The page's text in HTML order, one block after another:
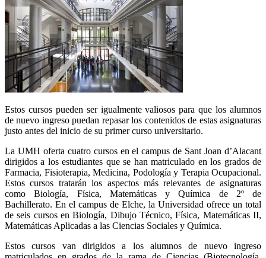
Estos cursos pueden ser igualmente valiosos para que los alumnos
de nuevo ingreso puedan repasar los contenidos de estas asignaturas
justo antes del inicio de su primer curso universitario.
La UMH oferta cuatro cursos en el campus de Sant Joan d’Alacant
dirigidos a los estudiantes que se han matriculado en los grados de
Farmacia, Fisioterapia, Medicina, Podología y Terapia Ocupacional.
Estos cursos tratarán los aspectos más relevantes de asignaturas
como Biología, Física, Matemáticas y Química de 2º de
Bachillerato. En el campus de Elche, la Universidad ofrece un total
de seis cursos en Biología, Dibujo Técnico, Física, Matemáticas II,
Matemáticas Aplicadas a las Ciencias Sociales y Química.
Estos cursos van dirigidos a los alumnos de nuevo ingreso